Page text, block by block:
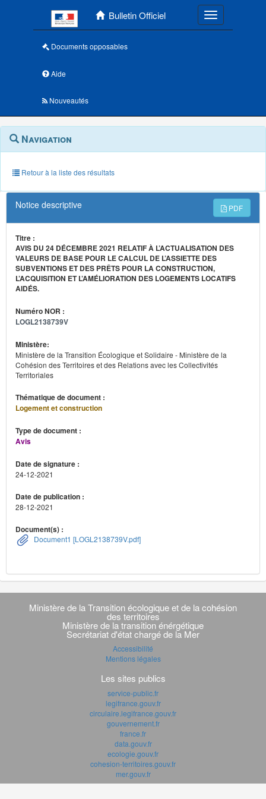
Bulletin Officiel Toggle
Documents opposables
Aide
Nouveautés
Navigation
outils
annexes
Menu
contextuel
Navigation
Retour à la liste des résultats
Notice descriptive PDF
Titre :
AVIS DU 24 DÉCEMBRE 2021 RELATIF À L’ACTUALISATION DES
VALEURS DE BASE POUR LE CALCUL DE L’ASSIETTE DES
SUBVENTIONS ET DES PRÊTS POUR LA CONSTRUCTION,
L’ACQUISITION ET L’AMÉLIORATION DES LOGEMENTS LOCATIFS
AIDÉS.
Numéro NOR :
LOGL2138739V
Ministère:
Ministère de la Transition Écologique et Solidaire - Ministère de la
Cohésion des Territoires et des Relations avec les Collectivités
Territoriales
Thématique de document :
Logement et construction
Type de document :
Avis
Date de signature :
24-12-2021
Date de publication :
28-12-2021
Document(s) :
Document1 [LOGL2138739V.pdf]
Navigation
transverse
Ministère de la Transition écologique et de la cohésion
des territoires
Ministère de la transition énérgétique
Secrétariat d'état chargé de la Mer
Accessibilité
Mentions légales
Les sites publics
service-public.fr
legifrance.gouv.fr
circulaire.legifrance.gouv.fr
gouvernement.fr
france.fr
data.gouv.fr
ecologie.gouv.fr
cohesion-territoires.gouv.fr
mer.gouv.fr